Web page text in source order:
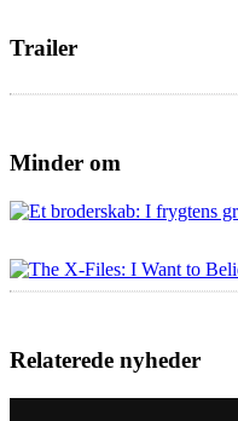
Trailer
Minder om
Relaterede nyheder